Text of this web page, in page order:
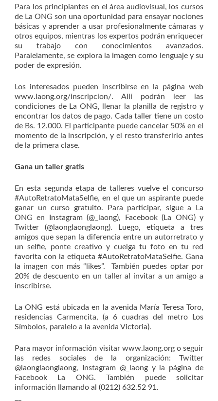
Para los principiantes en el área audiovisual, los cursos
de La ONG son una oportunidad para ensayar nociones
básicas y aprender a usar profesionalmente cámaras y
otros equipos, mientras los expertos podrán enriquecer
su trabajo con conocimientos avanzados.
Paralelamente, se explora la imagen como lenguaje y su
poder de expresión.
Los interesados pueden inscribirse en la página web
www.laong.org/inscripcion/. Allí podrán leer las
condiciones de La ONG, llenar la planilla de registro y
encontrar los datos de pago. Cada taller tiene un costo
de Bs. 12.000. El participante puede cancelar 50% en el
momento de la inscripción, y el resto transferirlo antes
de la primera clase.
Gana un taller gratis
En esta segunda etapa de talleres vuelve el concurso
#AutoRetratoMataSelfie, en el que un aspirante puede
ganar un curso gratuito. Para participar, sigue a La
ONG en Instagram (@_laong), Facebook (La ONG) y
Twitter (@laonglaonglaong). Luego, etiqueta a tres
amigos que sepan la diferencia entre un autorretrato y
un selfie, ponte creativo y cuelga tu foto en tu red
favorita con la etiqueta #AutoRetratoMataSelfie. Gana
la imagen con más “likes”. También puedes optar por
20% de descuento en un taller al invitar a un amigo a
inscribirse.
La ONG está ubicada en la avenida María Teresa Toro,
residencias Carmencita, (a 6 cuadras del metro Los
Símbolos, paralelo a la avenida Victoria).
Para mayor información visitar www.laong.org o seguir
las redes sociales de la organización: Twitter
@laonglaonglaong, Instagram @_laong y la página de
Facebook La ONG. También puede solicitar
información llamando al (0212) 632.52 91.